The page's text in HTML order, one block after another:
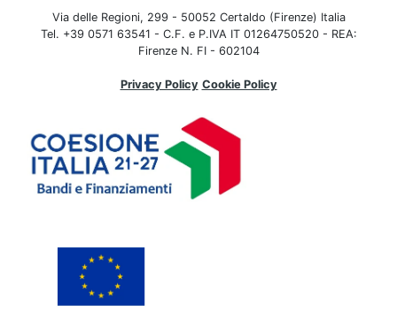
Via delle Regioni, 299 - 50052 Certaldo (Firenze) Italia
Tel. +39 0571 63541 - C.F. e P.IVA IT 01264750520 - REA:
Firenze N. FI - 602104
Privacy Policy Cookie Policy